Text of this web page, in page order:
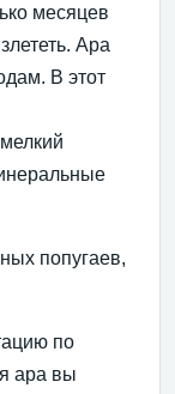
месяцев
Ара
В этот
попугаев,
по
ара вы